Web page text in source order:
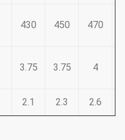
430 450 470
3.75 3.75 4
2.1 2.3 2.6